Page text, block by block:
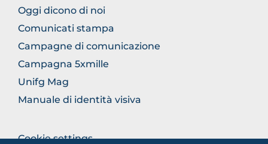
BROWSE
THE
SECTION
Oggi dicono di noi
Comunicati stampa
Campagne di comunicazione
Campagna 5xmille
Unifg Mag
Manuale di identità visiva
BROWSE
Cookie settings